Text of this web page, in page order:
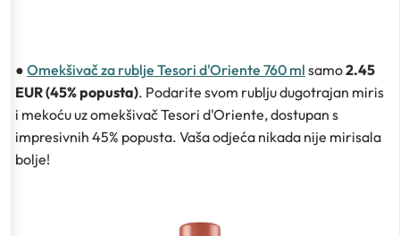
● Omekšivač za rublje Tesori d'Oriente 760 ml samo2.45
EUR (45% popusta). Podarite svom rublju dugotrajan miris
i mekoću uz omekšivač Tesori d'Oriente, dostupan s
impresivnih 45% popusta. Vaša odjeća nikada nije mirisala
bolje!